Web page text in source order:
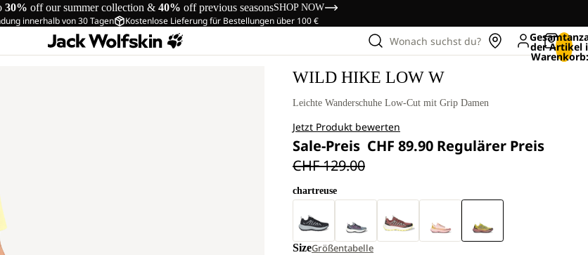
30% off our summer collection & 40% off previous seasonsSHOP NOW
innerhalb von 30 Tagen Kostenlose Lieferung für Bestellungen über 100 €
Wonach suchst du? der Artikel
WILD HIKE LOW W
Leichte Wanderschuhe Low-Cut mit Grip Damen
Jetzt Produkt bewerten
Sale-Preis CHF 89.90 Regulärer Preis
CHF 129.00
chartreuse
SizeGrößentabelle